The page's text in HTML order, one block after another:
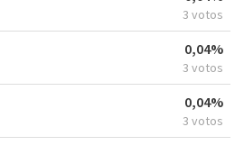
3 votos
0,04%
3 votos
0,04%
3 votos